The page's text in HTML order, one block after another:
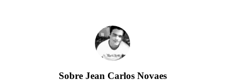
Sobre Jean Carlos Novaes